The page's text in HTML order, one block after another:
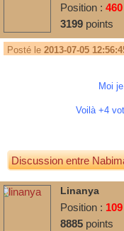
Position : 460
3199 points
Posté le 2013-07-05
Moi
Voilà +4
Discussion entre
Linanya
Position : 109
8885 points